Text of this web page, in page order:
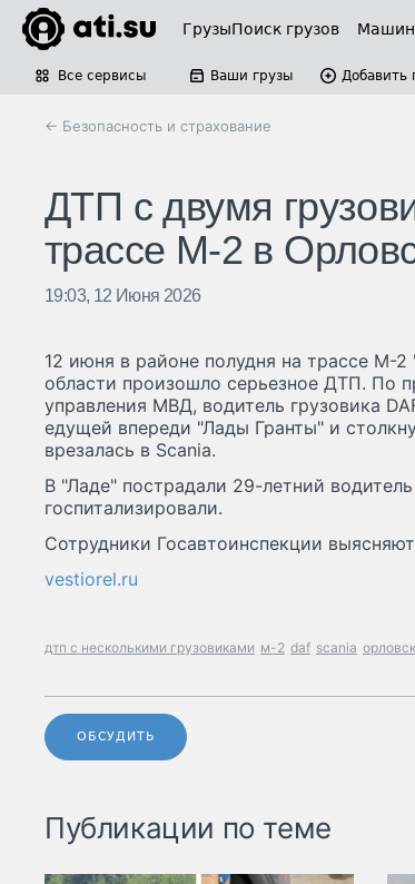
ГрузыПоиск грузов
Все сервисы Ваши грузы Добавить
← Безопасность и страхование
ДТП с двумя
трассе М-2 в
19:03, 12 Июня 2026
12 июня в районе полудня на трассе
области произошло серьезное ДТП. По
управления МВД, водитель грузовика
едущей впереди "Лады Гранты" и
врезалась в Scania.
В "Ладе" пострадали 29-летний
госпитализировали.
Сотрудники Госавтоинспекции
vestiorel.ru
дтп с несколькими грузовиками м-2 daf scania
ОБСУДИТЬ
Публикации по теме